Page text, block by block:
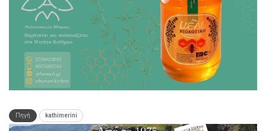
Πηγή kathimerini